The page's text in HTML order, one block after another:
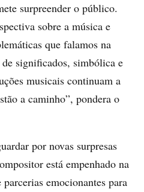
surpreender o público.
sobre a música e
que falamos na
significados, simbólica e
musicais continuam a
a caminho”, pondera o
por novas surpresas
está empenhado na
emocionantes para